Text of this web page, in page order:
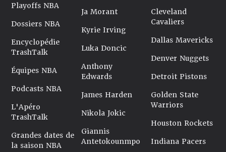
Playoffs NBA
Dossiers NBA
Encyclopédie
TrashTalk
Équipes NBA
Podcasts NBA
L'Apéro
TrashTalk
Grandes dates de
la saison NBA
Ja Morant
Kyrie Irving
Luka Doncic
Anthony
Edwards
James Harden
Nikola Jokic
Giannis
Antetokounmpo
Cleveland
Cavaliers
Dallas Mavericks
Denver Nuggets
Detroit Pistons
Golden State
Warriors
Houston Rockets
Indiana Pacers